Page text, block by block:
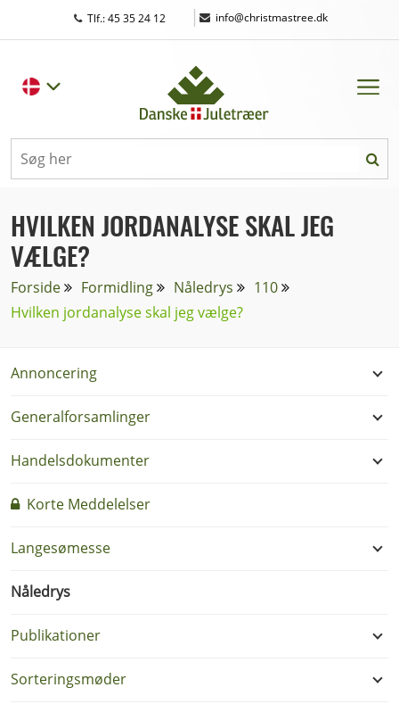
Tlf.: 45 35 24 12 | info@christmastree.dk
HVILKEN JORDANALYSE SKAL JEG
VÆLGE?
Forside Formidling Nåledrys
110
Hvilken jordanalyse skal jeg vælge?
Annoncering
Generalforsamlinger
Handelsdokumenter
Korte Meddelelser
Langesømesse
Nåledrys
Publikationer
Sorteringsmøder